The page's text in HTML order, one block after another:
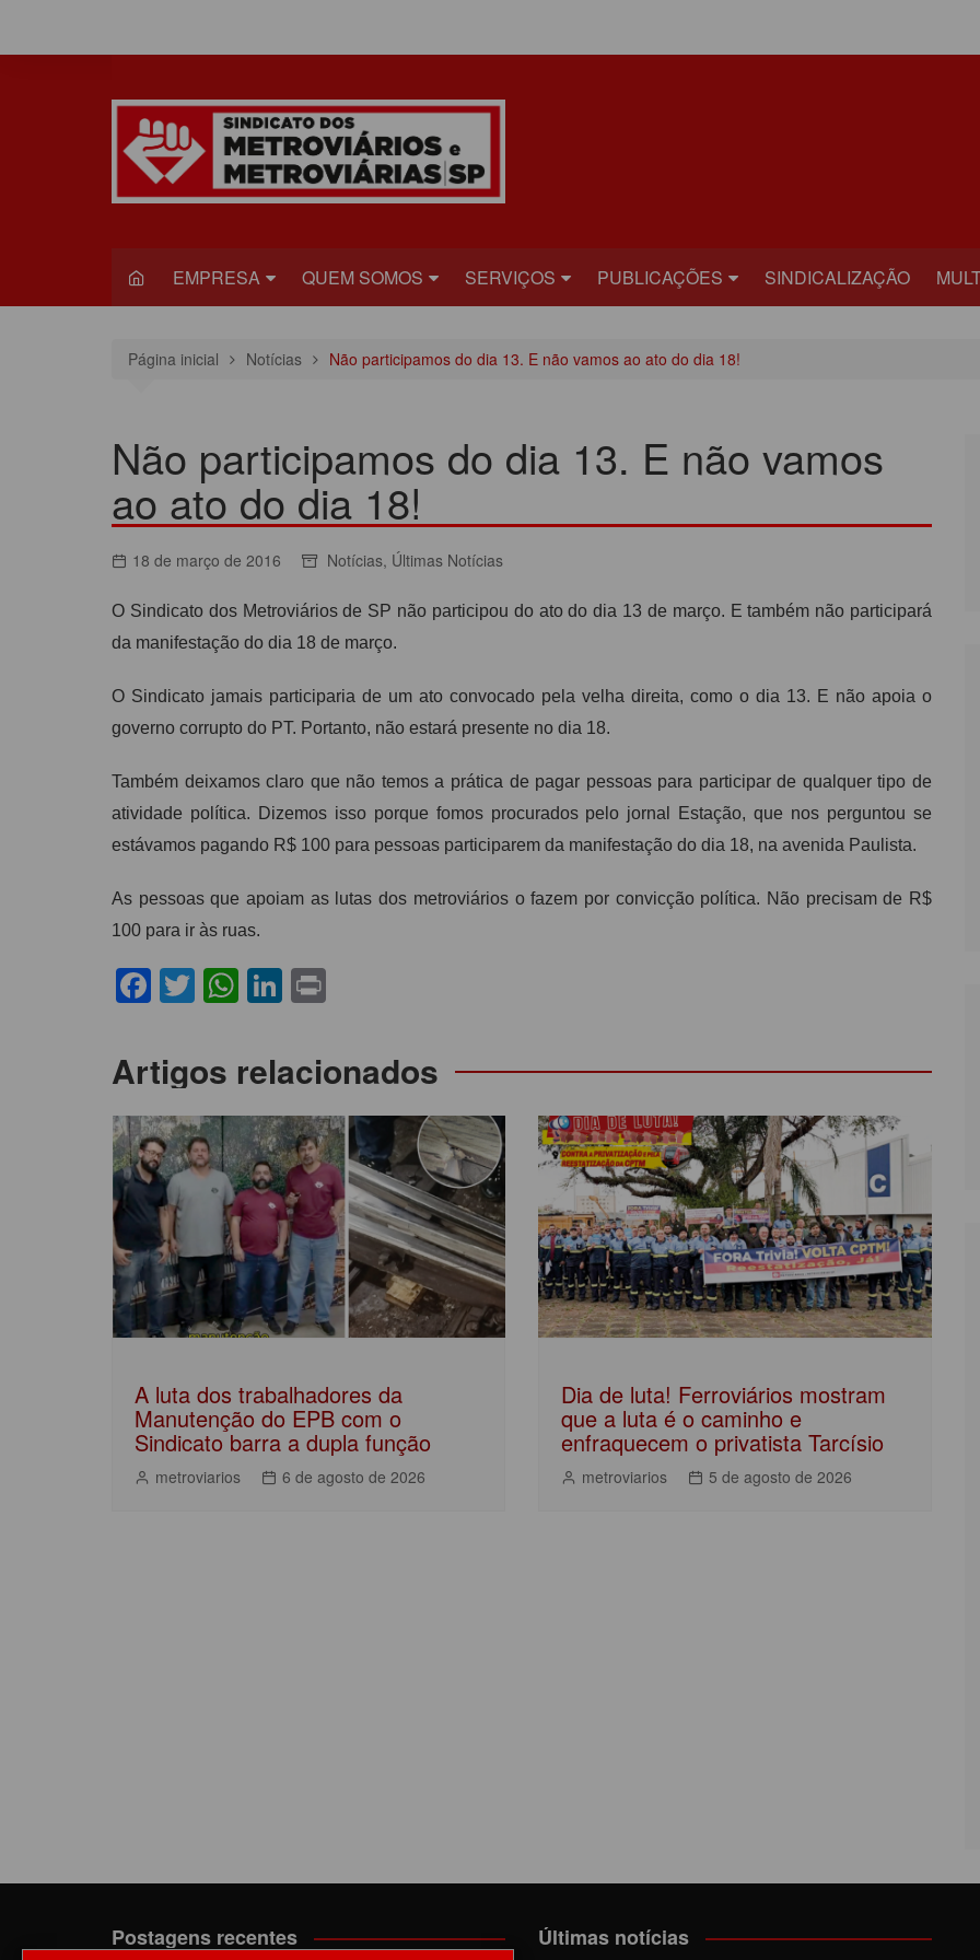
o
EMPRESA
VIAQUATRO
QUEM SOMOS
HISTÓRIA
ESTATUTO DO
SINDICADO
ACORDOS COLETIVOS
DOCUMENTOS
SERVIÇOS
JURÍDICO
RECADASTRAMENTO
COLÔNIA DE FÉRIAS
ESPORTE, LAZER E
PUBLICAÇÕES
PLATAFORMA
INFORME PUBLICITÁRIO
OUTRAS PUBLICAÇÕES
SINDICALIZAÇÃO
Página inicial Notícias Não participamos do dia 13. E não vamos ao ato do dia 18!
Não participamos do dia 13. E não vamos
ao ato do dia 18!
18 de março de 2016 Notícias, Últimas Notícias
O Sindicato dos Metroviários de SP não participou do ato do dia 13 de março. E também não participará
da manifestação do dia 18 de março.
O Sindicato jamais participaria de um ato convocado pela velha direita, como o dia 13. E não apoia o
governo corrupto do PT. Portanto, não estará presente no dia 18.
Também deixamos claro que não temos a prática de pagar pessoas para participar de qualquer tipo de
atividade política. Dizemos isso porque fomos procurados pelo jornal Estação, que nos perguntou se
estávamos pagando R$ 100 para pessoas participarem da manifestação do dia 18, na avenida Paulista.
As pessoas que apoiam as lutas dos metroviários o fazem por convicção política. Não precisam de R$
100 para ir às ruas.
F
c
e
b
o
o
k
T
itt
er
W
at
s
A
p
p
Li
k
e
dI
n
t
Navegação
de
Post
Artigos relacionados
A luta dos trabalhadores da
Manutenção do EPB com o
Sindicato barra a dupla função
metroviarios 6 de agosto de 2026
Dia de luta! Ferroviários mostram
que a luta é o caminho e
enfraquecem o privatista Tarcísio
metroviarios 5 de agosto de 2026
Postagens recentes Últimas notícias